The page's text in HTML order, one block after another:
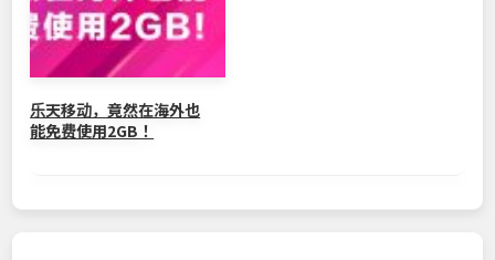
乐天移动，竟然在海外也
能免费使用2GB！